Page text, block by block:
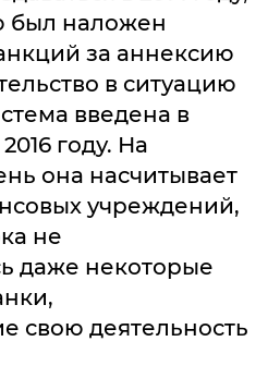
был наложен
за аннексию
в ситуацию
введена в
году. На
она насчитывает
учреждений,
не
даже некоторые
свою деятельность